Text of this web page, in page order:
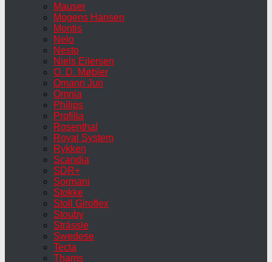
Mauser
Mogens Hansen
Montis
Nelo
Nesto
Niels Eilersen
O. D. Møbler
Omann Jun
Omnia
Philips
Profilia
Rosenthal
Royal System
Rykken
Scandia
SDR+
Sormani
Stokke
Stoll Giroflex
Stouby
Strässle
Swedese
Tecta
Thams